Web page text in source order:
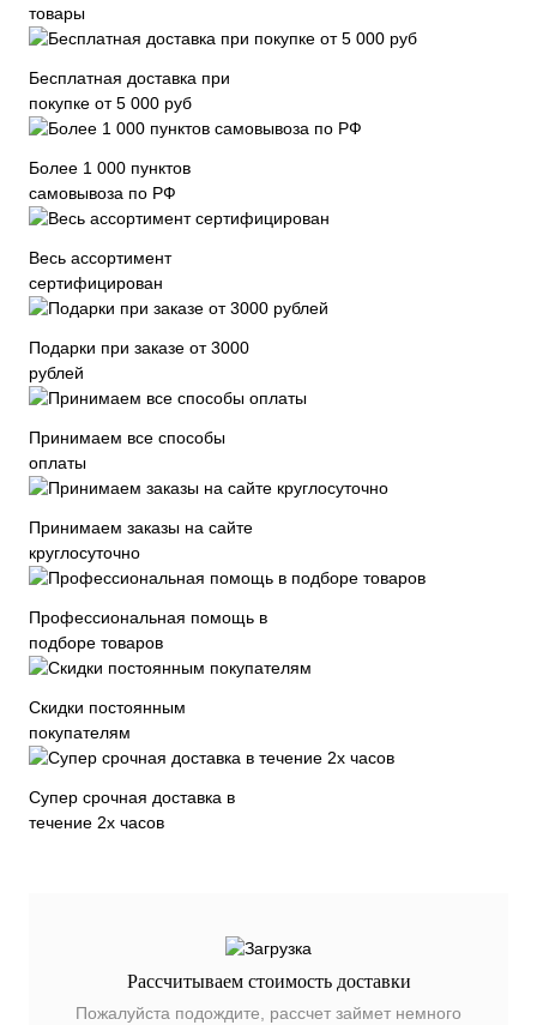
товары
Бесплатная доставка при
покупке от 5 000 руб
Более 1 000 пунктов
самовывоза по РФ
Весь ассортимент
сертифицирован
Подарки при заказе от 3000
рублей
Принимаем все способы
оплаты
Принимаем заказы на сайте
круглосуточно
Профессиональная помощь в
подборе товаров
Скидки постоянным
покупателям
Супер срочная доставка в
течение 2х часов
Рассчитываем стоимость доставки
Пожалуйста подождите, рассчет займет немного